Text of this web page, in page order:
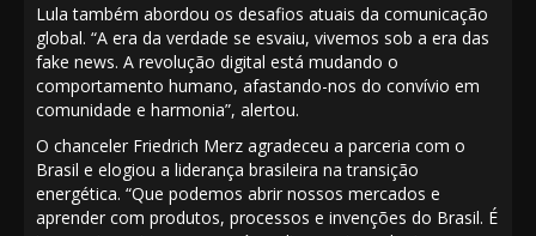
Lula também abordou os desafios atuais da comunicação
global. “A era da verdade se esvaiu, vivemos sob a era das
fake news. A revolução digital está mudando o
comportamento humano, afastando-nos do convívio em
comunidade e harmonia”, alertou.
O chanceler Friedrich Merz agradeceu a parceria com o
Brasil e elogiou a liderança brasileira na transição
energética. “Que podemos abrir nossos mercados e
aprender com produtos, processos e invenções do Brasil. É